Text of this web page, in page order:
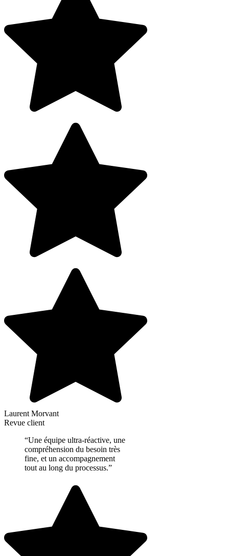
Laurent Morvant
Revue client
“Une équipe ultra-réactive, une
compréhension du besoin très
fine, et un accompagnement
tout au long du processus.”